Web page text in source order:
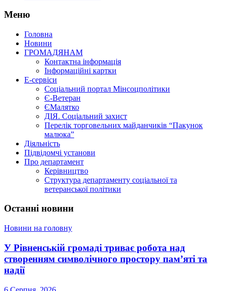
Меню
Головна
Новини
ГРОМАДЯНАМ
Контактна інформація
Інформаційні картки
Е-сервіси
Соціальний портал Мінсоцполітики
Є-Ветеран
ЄМалятко
ДІЯ. Соціальний захист
Перелік торговельних майданчиків “Пакунок
малюка”
Діяльність
Підвідомчі установи
Про департамент
Керівництво
Структура департаменту соціальної та
ветеранської політики
Останні новини
Новини на головну
У Рівненській громаді триває робота над
створенням символічного простору пам’яті та
надії